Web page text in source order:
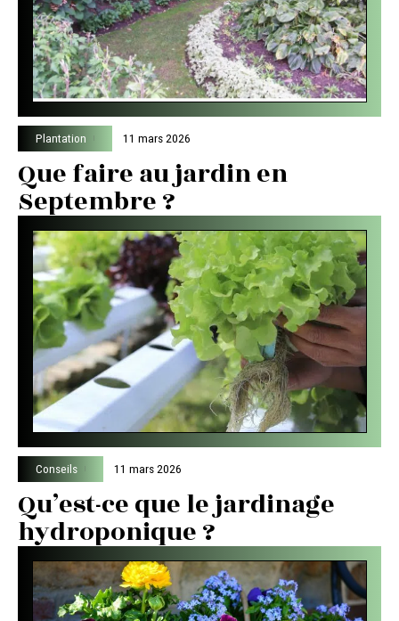
Plantation 11 mars 2026
Que faire au jardin en
Septembre ?
Conseils 11 mars 2026
Qu’est-ce que le jardinage
hydroponique ?